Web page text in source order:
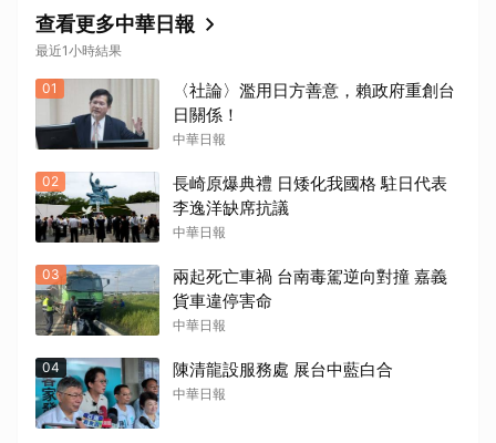
查看更多中華日報
最近1小時結果
01
〈社論〉濫用日方善意，賴政府重創台
日關係！
中華日報
02
長崎原爆典禮 日矮化我國格 駐日代表
李逸洋缺席抗議
中華日報
03
兩起死亡車禍 台南毒駕逆向對撞 嘉義
貨車違停害命
中華日報
04 陳清龍設服務處 展台中藍白合
中華日報